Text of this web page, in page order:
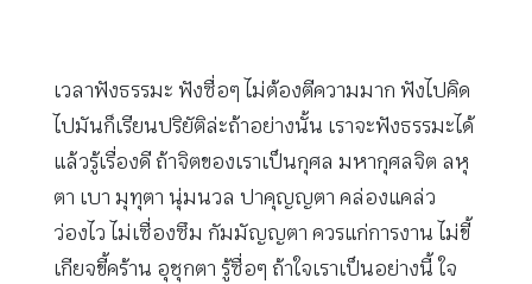
เวลาฟังธรรมะ ฟังซื่อๆ ไม่ต้องตีความมาก ฟังไปคิด
ไปมันก็เรียนปริยัติล่ะถ้าอย่างนั้น เราจะฟังธรรมะได้
แล้วรู้เรื่องดี ถ้าจิตของเราเป็นกุศล มหากุศลจิต ลหุ
ตา เบา มุทุตา นุ่มนวล ปาคุญญตา คล่องแคล่ว
ว่องไว ไม่เซื่องซึม กัมมัญญตา ควรแก่การงาน ไม่ขี้
เกียจขี้คร้าน อุชุกตา รู้ซื่อๆ ถ้าใจเราเป็นอย่างนี้ ใจ